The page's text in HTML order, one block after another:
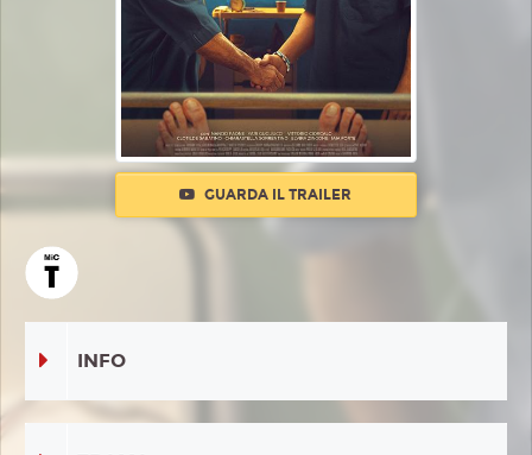
GUARDA IL TRAILER
INFO